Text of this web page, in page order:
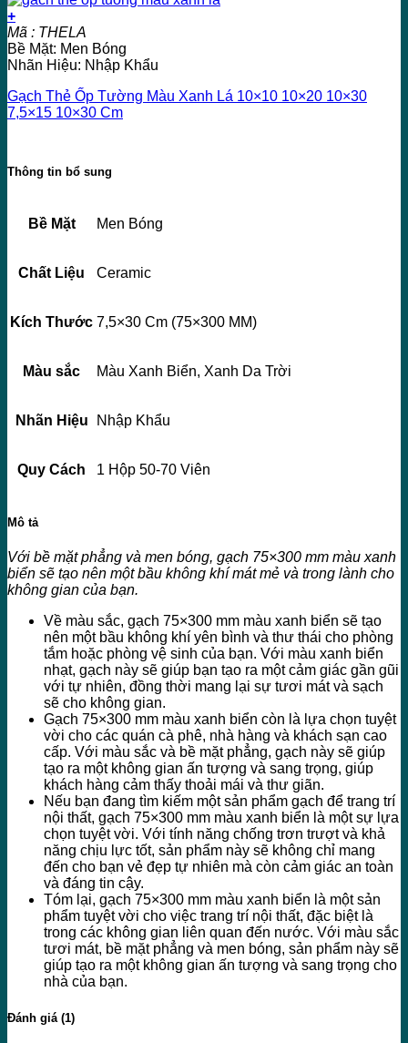
+
Mã : THELA
Bề Mặt: Men Bóng
Nhãn Hiệu: Nhập Khẩu
Gạch Thẻ Ốp Tường Màu Xanh Lá 10×10 10×20 10×30
7,5×15 10×30 Cm
Thông tin bổ sung
Bề Mặt Men Bóng
Chất Liệu Ceramic
Kích Thước 7,5×30 Cm (75×300 MM)
Màu sắc Màu Xanh Biển, Xanh Da Trời
Nhãn Hiệu Nhập Khẩu
Quy Cách 1 Hộp 50-70 Viên
Mô tả
Với bề mặt phẳng và men bóng, gạch 75×300 mm màu xanh
biển sẽ tạo nên một bầu không khí mát mẻ và trong lành cho
không gian của bạn.
Về màu sắc, gạch 75×300 mm màu xanh biển sẽ tạo
nên một bầu không khí yên bình và thư thái cho phòng
tắm hoặc phòng vệ sinh của bạn. Với màu xanh biển
nhạt, gạch này sẽ giúp bạn tạo ra một cảm giác gần gũi
với tự nhiên, đồng thời mang lại sự tươi mát và sạch
sẽ cho không gian.
Gạch 75×300 mm màu xanh biển còn là lựa chọn tuyệt
vời cho các quán cà phê, nhà hàng và khách sạn cao
cấp. Với màu sắc và bề mặt phẳng, gạch này sẽ giúp
tạo ra một không gian ấn tượng và sang trọng, giúp
khách hàng cảm thấy thoải mái và thư giãn.
Nếu bạn đang tìm kiếm một sản phẩm gạch để trang trí
nội thất, gạch 75×300 mm màu xanh biển là một sự lựa
chọn tuyệt vời. Với tính năng chống trơn trượt và khả
năng chịu lực tốt, sản phẩm này sẽ không chỉ mang
đến cho bạn vẻ đẹp tự nhiên mà còn cảm giác an toàn
và đáng tin cậy.
Tóm lại, gạch 75×300 mm màu xanh biển là một sản
phẩm tuyệt vời cho việc trang trí nội thất, đặc biệt là
trong các không gian liên quan đến nước. Với màu sắc
tươi mát, bề mặt phẳng và men bóng, sản phẩm này sẽ
giúp tạo ra một không gian ấn tượng và sang trọng cho
nhà của bạn.
Đánh giá (1)